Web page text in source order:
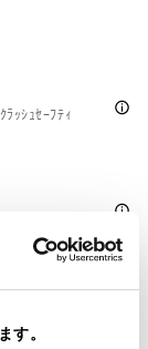
す。
ｯｼｭｾｰﾌﾃｨ